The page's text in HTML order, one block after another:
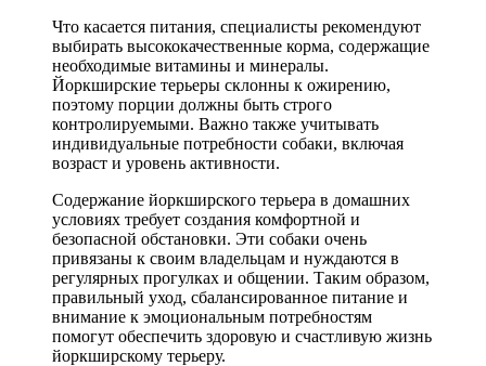
Что касается питания, специалисты рекомендуют
выбирать высококачественные корма, содержащие
необходимые витамины и минералы.
Йоркширские терьеры склонны к ожирению,
поэтому порции должны быть строго
контролируемыми. Важно также учитывать
индивидуальные потребности собаки, включая
возраст и уровень активности.
Содержание йоркширского терьера в домашних
условиях требует создания комфортной и
безопасной обстановки. Эти собаки очень
привязаны к своим владельцам и нуждаются в
регулярных прогулках и общении. Таким образом,
правильный уход, сбалансированное питание и
внимание к эмоциональным потребностям
помогут обеспечить здоровую и счастливую жизнь
йоркширскому терьеру.